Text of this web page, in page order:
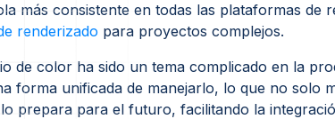
más consistente en todas las plataformas de
renderizado para proyectos complejos.
de color ha sido un tema complicado en la
forma unificada de manejarlo, lo que no solo
prepara para el futuro, facilitando la